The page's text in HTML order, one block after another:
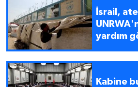
İsrail,
yardım
Kabine